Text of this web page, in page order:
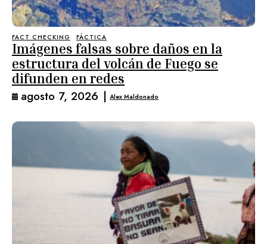
FACT CHECKING FÁCTICA
Imágenes falsas sobre daños en la
estructura del volcán de Fuego se
difunden en redes
agosto 7, 2026 | Alex Maldonado